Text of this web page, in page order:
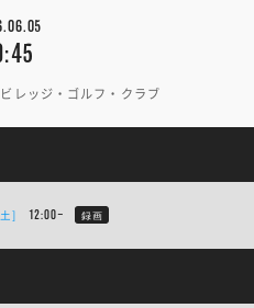
レッジ・ゴルフ・クラブ
] 12:00~ 録画